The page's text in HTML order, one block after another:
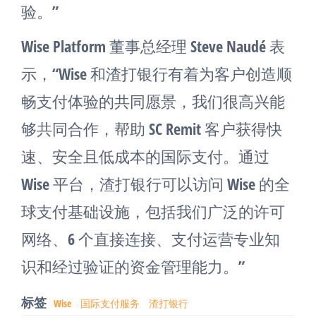
验。”
Wise Platform 董事总经理 Steve Naudé 表
示，“Wise 和渣打银行有着为客户创造顺
畅支付体验的共同愿景，我们很高兴能
够共同合作，帮助 SC Remit 客户获得快
速、安全且低成本的国际支付。通过
Wise 平台，渣打银行可以访问 Wise 的全
球支付基础设施，包括我们广泛的许可
网络、6 个直接连接、支付运营专业知
识和经过验证的资金管理能力。”
标签 Wise 国际支付服务 渣打银行